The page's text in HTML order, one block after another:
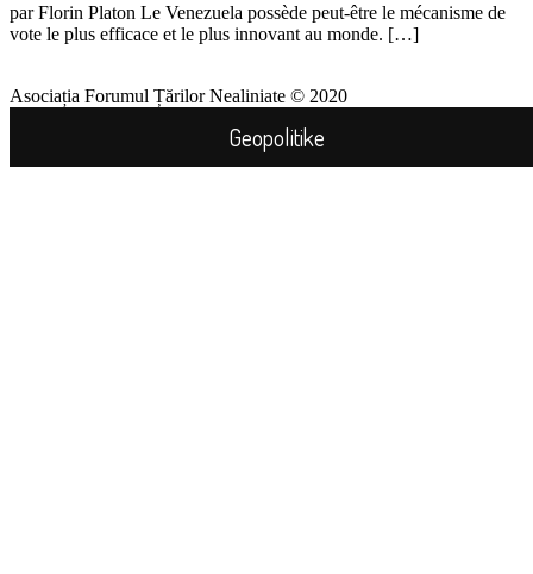
par Florin Platon Le Venezuela possède peut-être le mécanisme de
vote le plus efficace et le plus innovant au monde. […]
Asociația Forumul Țărilor Nealiniate © 2020
Geopolitike